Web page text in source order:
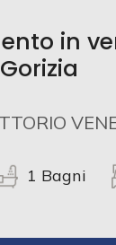
in
Gorizia
1 Bagni